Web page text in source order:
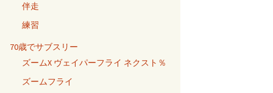
伴走
練習
70歳でサブスリー
ズームX ヴェイパーフライ ネクスト％
ズームフライ